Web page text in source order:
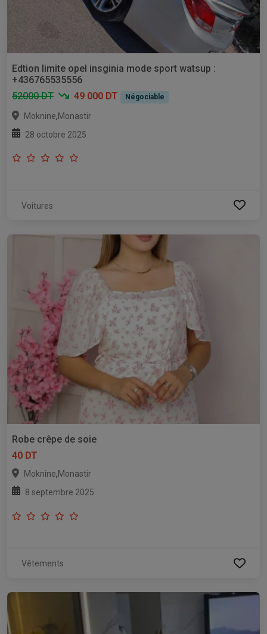
Edtion limite opel insginia mode sport watsup :
+436765535556
52000 DT
49 000 DT Négociable
Moknine,Monastir
28 octobre 2025
Voitures
Robe crêpe de soie
40 DT
Moknine,Monastir
8 septembre 2025
Vêtements